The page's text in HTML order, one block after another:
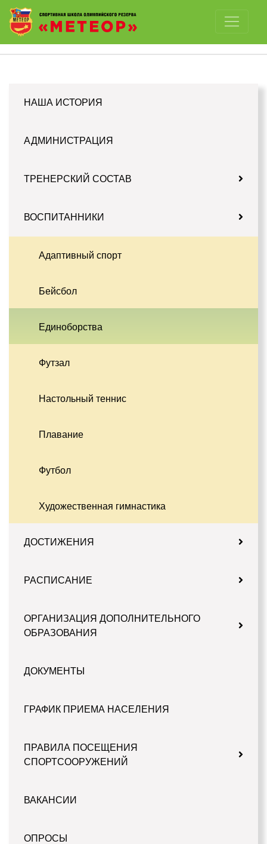
Отключить картинки
НАША ИСТОРИЯ
АДМИНИСТРАЦИЯ
ТРЕНЕРСКИЙ СОСТАВ
ВОСПИТАННИКИ
Адаптивный спорт
Бейсбол
Единоборства
Футзал
Настольный теннис
Плавание
Футбол
Художественная гимнастика
ДОСТИЖЕНИЯ
РАСПИСАНИЕ
ОРГАНИЗАЦИЯ ДОПОЛНИТЕЛЬНОГО
ОБРАЗОВАНИЯ
ДОКУМЕНТЫ
ГРАФИК ПРИЕМА НАСЕЛЕНИЯ
ПРАВИЛА ПОСЕЩЕНИЯ
СПОРТСООРУЖЕНИЙ
ВАКАНСИИ
ОПРОСЫ